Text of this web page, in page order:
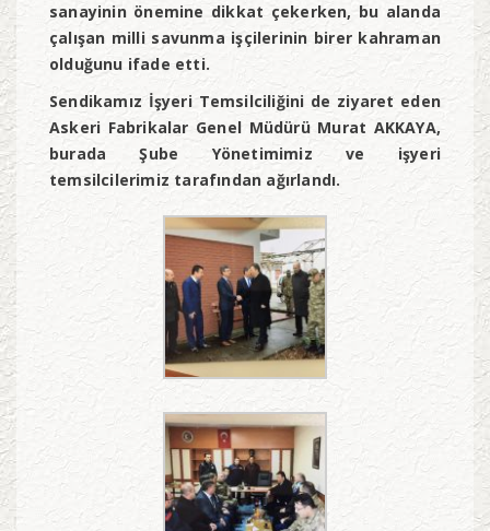
sanayinin önemine dikkat çekerken, bu alanda
çalışan milli savunma işçilerinin birer kahraman
olduğunu ifade etti.
Sendikamız İşyeri Temsilciliğini de ziyaret eden
Askeri Fabrikalar Genel Müdürü Murat AKKAYA,
burada Şube Yönetimimiz ve işyeri
temsilcilerimiz tarafından ağırlandı.